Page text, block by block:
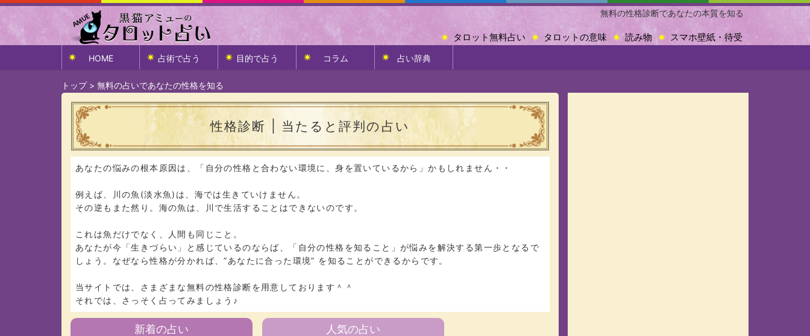
無料の性格診断であなたの本質を知る
スマホ壁紙・待受
読み物
タロットの意味
タロット無料占い
HOME 占術で占う 目的で占う コラム 占い辞典
トップ> 無料の占いであなたの性格を知る
性格診断 | 当たると評判の占い
あなたの悩みの根本原因は、「自分の性格と合わない環境に、身を置いているから」かもしれません・・
例えば、川の魚(淡水魚)は、海では生きていけません。
その逆もまた然り。海の魚は、川で生活することはできないのです。
これは魚だけでなく、人間も同じこと。
あなたが今「生きづらい」と感じているのならば、「自分の性格を知ること」が悩みを解決する第一歩となるで
しょう。なぜなら性格が分かれば、”あなたに合った環境” を知ることができるからです。
当サイトでは、さまざまな無料の性格診断を用意しております＾＾
それでは、さっそく占ってみましょう♪
新着の占い 人気の占い